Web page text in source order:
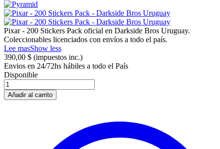
Pixar - 200 Stickers Pack oficial en Darkside Bros Uruguay.
Coleccionables licenciados con envíos a todo el país.
Lee masShow less
390,00 $ (impuestos inc.)
Envios en 24/72hs hábiles a todo el País
Disponible
Añadir al carrito